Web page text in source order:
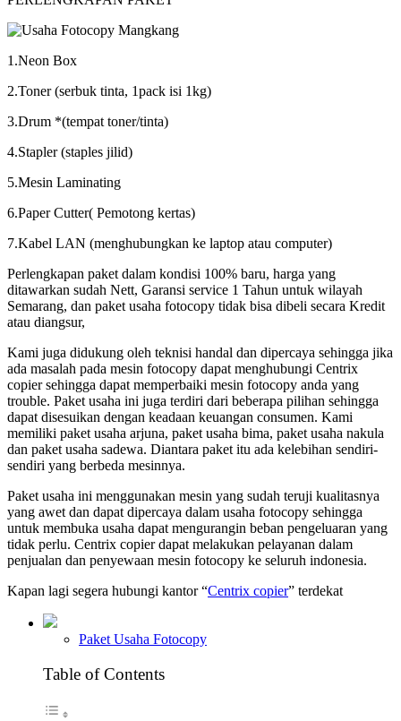
1.Neon Box
2.Toner (serbuk tinta, 1pack isi 1kg)
3.Drum *(tempat toner/tinta)
4.Stapler (staples jilid)
5.Mesin Laminating
6.Paper Cutter( Pemotong kertas)
7.Kabel LAN (menghubungkan ke laptop atau computer)
Perlengkapan paket dalam kondisi 100% baru, harga yang
ditawarkan sudah Nett, Garansi service 1 Tahun untuk wilayah
Semarang, dan paket usaha fotocopy tidak bisa dibeli secara Kredit
atau diangsur,
Kami juga didukung oleh teknisi handal dan dipercaya sehingga jika
ada masalah pada mesin fotocopy dapat menghubungi Centrix
copier sehingga dapat memperbaiki mesin fotocopy anda yang
trouble. Paket usaha ini juga terdiri dari beberapa pilihan sehingga
dapat disesuikan dengan keadaan keuangan consumen. Kami
memiliki paket usaha arjuna, paket usaha bima, paket usaha nakula
dan paket usaha sadewa. Diantara paket itu ada kelebihan sendiri-
sendiri yang berbeda mesinnya.
Paket usaha ini menggunakan mesin yang sudah teruji kualitasnya
yang awet dan dapat dipercaya dalam usaha fotocopy sehingga
untuk membuka usaha dapat mengurangin beban pengeluaran yang
tidak perlu. Centrix copier dapat melakukan pelayanan dalam
penjualan dan penyewaan mesin fotocopy ke seluruh indonesia.
Kapan lagi segera hubungi kantor “Centrix copier” terdekat
Paket Usaha Fotocopy
Table of Contents